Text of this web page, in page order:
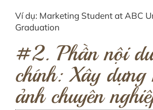
Ví dụ: Marketing Student at ABC
Graduation
#2. Phần nội
chính: Xây dựng
ảnh chuyên